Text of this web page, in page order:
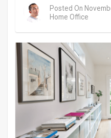
Posted On
Home Office